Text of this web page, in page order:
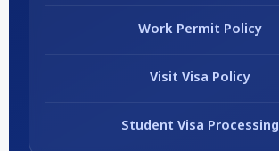
Work Permit Policy
Visit Visa Policy
Student Visa Processing